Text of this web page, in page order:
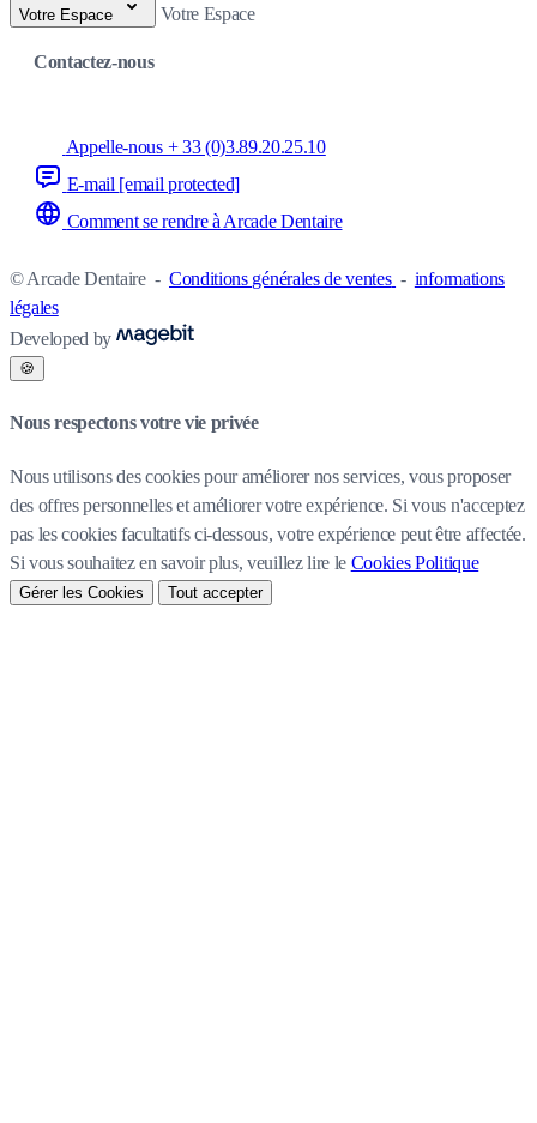
Votre Espace Votre Espace
Contactez-nous
Appelle-nous + 33 (0)3.89.20.25.10
E-mail [email protected]
Comment se rendre à Arcade Dentaire
© Arcade Dentaire - Conditions générales de ventes - informations
légales
Developed by
🍪
Nous respectons votre vie privée
Nous utilisons des cookies pour améliorer nos services, vous proposer
des offres personnelles et améliorer votre expérience. Si vous n'acceptez
pas les cookies facultatifs ci-dessous, votre expérience peut être affectée.
Si vous souhaitez en savoir plus, veuillez lire le Cookies Politique
Gérer les Cookies Tout accepter